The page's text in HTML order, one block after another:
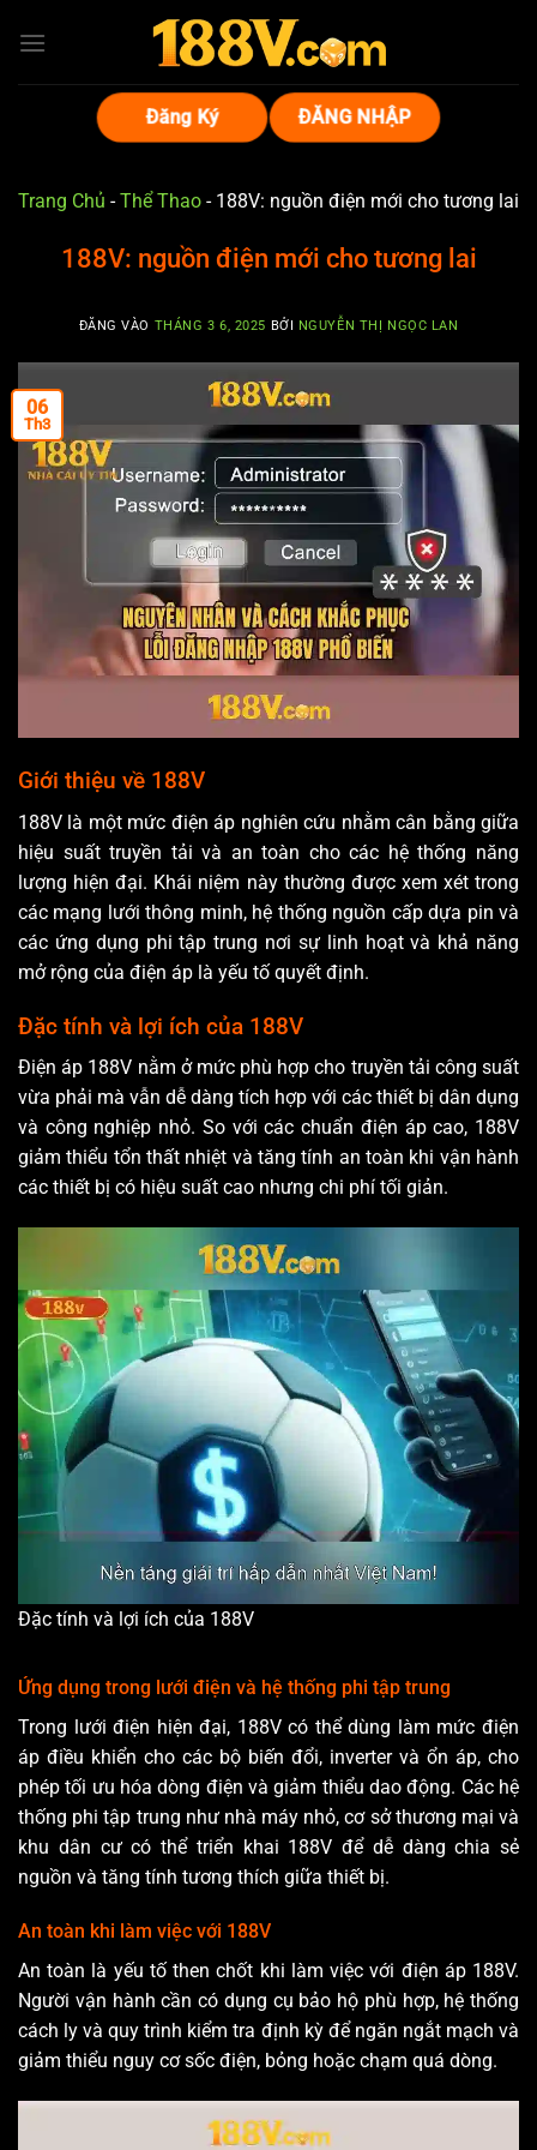
qua
Đăng Ký ĐĂNG NHẬP
Trang Chủ -Thể Thao - 188V: nguồn điện mới cho tương lai
188V: nguồn điện mới cho tương lai
ĐĂNG VÀO THÁNG 3 6, 2025 BỞI NGUYỄN THỊ NGỌC LAN
06
Th3
Giới thiệu về 188V
188V là một mức điện áp nghiên cứu nhằm cân bằng giữa
hiệu suất truyền tải và an toàn cho các hệ thống năng
lượng hiện đại. Khái niệm này thường được xem xét trong
các mạng lưới thông minh, hệ thống nguồn cấp dựa pin và
các ứng dụng phi tập trung nơi sự linh hoạt và khả năng
mở rộng của điện áp là yếu tố quyết định.
Đặc tính và lợi ích của 188V
Điện áp 188V nằm ở mức phù hợp cho truyền tải công suất
vừa phải mà vẫn dễ dàng tích hợp với các thiết bị dân dụng
và công nghiệp nhỏ. So với các chuẩn điện áp cao, 188V
giảm thiểu tổn thất nhiệt và tăng tính an toàn khi vận hành
các thiết bị có hiệu suất cao nhưng chi phí tối giản.
Đặc tính và lợi ích của 188V
Ứng dụng trong lưới điện và hệ thống phi tập trung
Trong lưới điện hiện đại, 188V có thể dùng làm mức điện
áp điều khiển cho các bộ biến đổi, inverter và ổn áp, cho
phép tối ưu hóa dòng điện và giảm thiểu dao động. Các hệ
thống phi tập trung như nhà máy nhỏ, cơ sở thương mại và
khu dân cư có thể triển khai 188V để dễ dàng chia sẻ
nguồn và tăng tính tương thích giữa thiết bị.
An toàn khi làm việc với 188V
An toàn là yếu tố then chốt khi làm việc với điện áp 188V.
Người vận hành cần có dụng cụ bảo hộ phù hợp, hệ thống
cách ly và quy trình kiểm tra định kỳ để ngăn ngắt mạch và
giảm thiểu nguy cơ sốc điện, bỏng hoặc chạm quá dòng.